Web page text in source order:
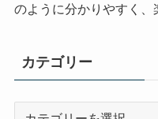
のように分かりやすく、
カテゴリー